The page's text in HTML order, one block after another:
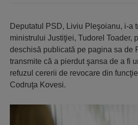
Deputatul PSD, Liviu Pleşoianu, i-a
ministrului Justiţiei, Tudorel Toader,
deschisă publicată pe pagina sa de
transmite că a pierdut şansa de a fi
refuzul cererii de revocare din
Codruţa Kovesi.